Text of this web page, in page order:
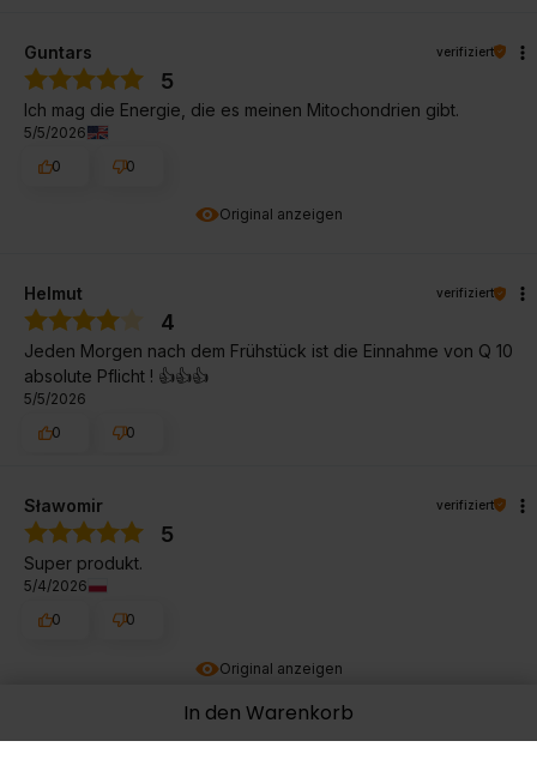
In den Warenkorb
Original anzeigen
Guntars verifiziert
5
Ich mag die Energie, die es meinen Mitochondrien gibt.
5/5/2026
0
0
Helmut verifiziert
4
Jeden Morgen nach dem Frühstück ist die Einnahme von Q 10
absolute Pflicht ! 👍👍👍
5/5/2026
0
0
Original anzeigen
Sławomir verifiziert
5
Super produkt.
5/4/2026
0
0
Pawel